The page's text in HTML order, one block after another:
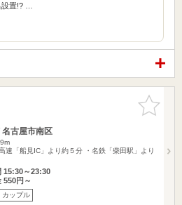
置!? …
お気に入
りに追加
名古屋市南区
速「船見IC」より約５分 ・名鉄「柴田駅」より
15:30～23:30
550円～
カップル